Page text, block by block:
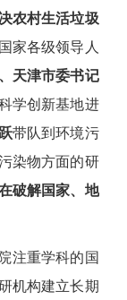
农村生活垃圾
家各级领导人
天津市委书记
学创新基地进
带队到环境污
染物方面的研
破解国家、地
注重学科的国
机构建立长期